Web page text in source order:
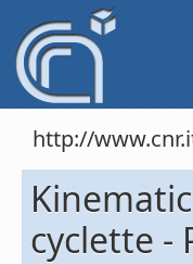
http://
cyclette -